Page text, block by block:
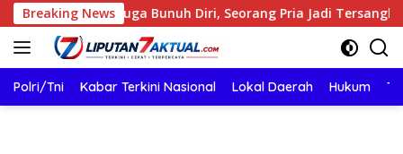
Langsung
ke
konten
Breaking News
Diduga Bunuh Diri, Seorang Pria Jadi Tersangka
Polri/Tni Kabar Terkini Nasional Lokal Daerah Hukum